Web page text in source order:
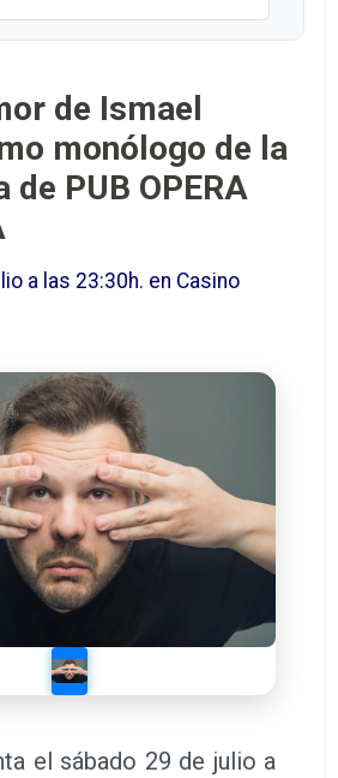
de Ismael
monólogo de la
de PUB OPERA
a las 23:30h. en Casino
el sábado 29 de julio a